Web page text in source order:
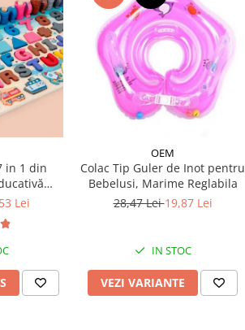
in 1 din
Lei
OEM
Colac Tip Guler de Inot pentru
Bebelusi, Marime Reglabila
28,47 Lei19,87 Lei
IN STOC
VEZI VARIANTE